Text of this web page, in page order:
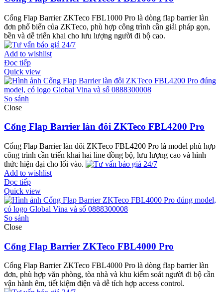
Cổng Flap Barrier ZKTeco FBL1000 Pro là dòng flap barrier làn
đơn phổ biến của ZKTeco, phù hợp công trình cần giải pháp gọn,
bền và dễ triển khai cho lưu lượng người đi bộ cao.
Add to wishlist
Đọc tiếp
Quick view
So sánh
Close
Cổng Flap Barrier làn đôi ZKTeco FBL4200 Pro
Cổng Flap Barrier làn đôi ZKTeco FBL4200 Pro là model phù hợp
công trình cần triển khai hai line đồng bộ, lưu lượng cao và hình
thức hiện đại cho lối vào.
Add to wishlist
Đọc tiếp
Quick view
So sánh
Close
Cổng Flap Barrier ZKTeco FBL4000 Pro
Cổng Flap Barrier ZKTeco FBL4000 Pro là dòng flap barrier làn
đơn, phù hợp văn phòng, tòa nhà và khu kiểm soát người đi bộ cần
vận hành êm, tiết kiệm điện và dễ tích hợp access control.